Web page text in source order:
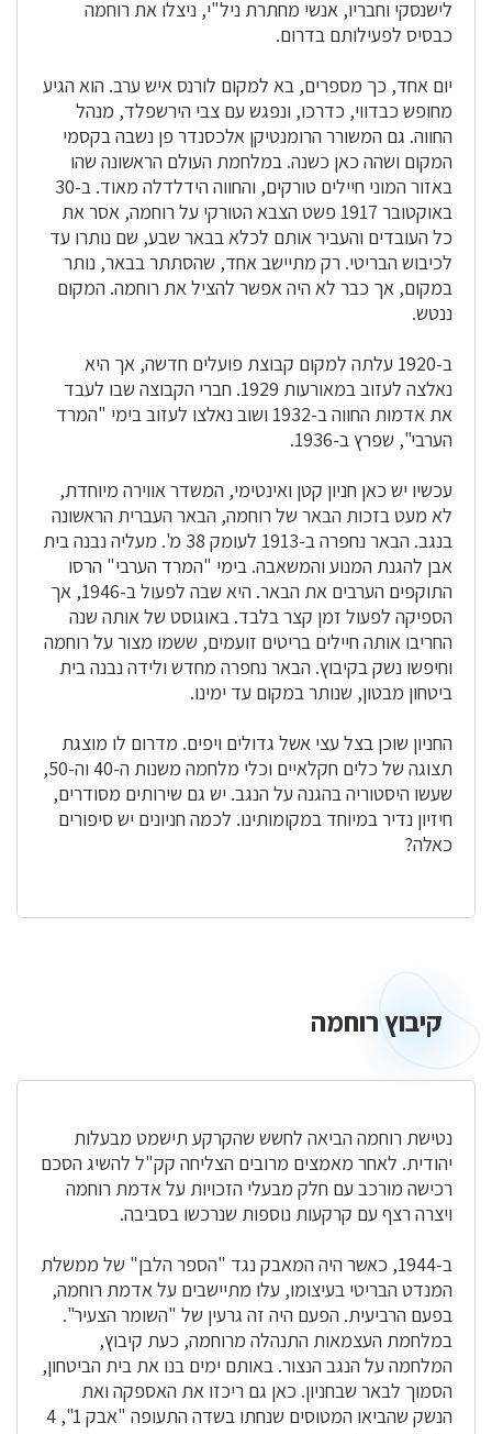
לישנסקי וחבריו, אנשי מחתרת ניל"י, ניצלו את רוחמה
כבסיס לפעילותם בדרום.
יום אחד, כך מספרים, בא למקום לורנס איש ערב. הוא הגיע
מחופש כבדווי, כדרכו, ונפגש עם צבי הירשפלד, מנהל
החווה. גם המשורר הרומנטיקן אלכסנדר פן נשבה בקסמי
המקום ושהה כאן כשנה. במלחמת העולם הראשונה שהו
באזור המוני חיילים טורקים, והחווה הידלדלה מאוד. ב-30
באוקטובר 1917 פשט הצבא הטורקי על רוחמה, אסר את
כל העובדים והעביר אותם לכלא בבאר שבע, שם נותרו עד
לכיבוש הבריטי. רק מתיישב אחד, שהסתתר בבאר, נותר
במקום, אך כבר לא היה אפשר להציל את רוחמה. המקום
ננטש.
ב-1920 עלתה למקום קבוצת פועלים חדשה, אך היא
נאלצה לעזוב במאורעות 1929. חברי הקבוצה שבו לעבד
את אדמות החווה ב-1932 ושוב נאלצו לעזוב בימי "המרד
הערבי", שפרץ ב-1936.
עכשיו יש כאן חניון קטן ואינטימי, המשדר אווירה מיוחדת,
לא מעט בזכות הבאר של רוחמה, הבאר העברית הראשונה
בנגב. הבאר נחפרה ב-1913 לעומק 38 מ'. מעליה נבנה בית
אבן להגנת המנוע והמשאבה. בימי "המרד הערבי" הרסו
התוקפים הערבים את הבאר. היא שבה לפעול ב-1946, אך
הספיקה לפעול זמן קצר בלבד. באוגוסט של אותה שנה
החריבו אותה חיילים בריטים זועמים, ששמו מצור על רוחמה
וחיפשו נשק בקיבוץ. הבאר נחפרה מחדש ולידה נבנה בית
ביטחון מבטון, שנותר במקום עד ימינו.
החניון שוכן בצל עצי אשל גדולים ויפים. מדרום לו מוצגת
תצוגה של כלים חקלאיים וכלי מלחמה משנות ה-40 וה-50,
שעשו היסטוריה בהגנה על הנגב. יש גם שירותים מסודרים,
חיזיון נדיר במיוחד במקומותינו. לכמה חניונים יש סיפורים
כאלה?
קיבוץקיבוץ רוחמה
נטישת רוחמה הביאה לחשש שהקרקע תישמט מבעלות
יהודית. לאחר מאמצים מרובים הצליחה קק"ל להשיג הסכם
רכישה מורכב עם חלק מבעלי הזכויות על אדמת רוחמה
ויצרה רצף עם קרקעות נוספות שנרכשו בסביבה.
ב-1944, כאשר היה המאבק נגד "הספר הלבן" של ממשלת
המנדט הבריטי בעיצומו, עלו מתיישבים על אדמת רוחמה,
בפעם הרביעית. הפעם היה זה גרעין של "השומר הצעיר".
במלחמת העצמאות התנהלה מרוחמה, כעת קיבוץ,
המלחמה על הנגב הנצור. באותם ימים בנו את בית הביטחון,
הסמוך לבאר שבחניון. כאן גם ריכזו את האספקה ואת
הנשק שהביאו המטוסים שנחתו בשדה התעופה "אבק 1", 4